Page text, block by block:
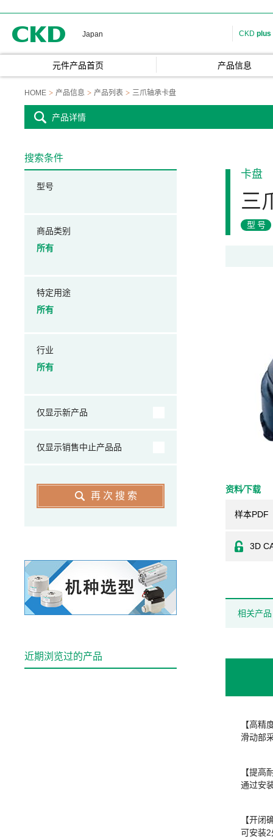
Japan CKD plus
元件产品首页 产品信息
HOME 产品信息 产品列表 三爪轴承卡盘
产品详情
卡盘
三
型号
资料⁄下载
样本PDF
3D
相关产品
【高精
滑动部
【提高
通过安
【开闭
可安装
搜索条件
型号
商品类别
所有
特定用途
所有
行业
所有
仅显示新产品
仅显示销售中止产品品
再次搜索
近期浏览过的产品